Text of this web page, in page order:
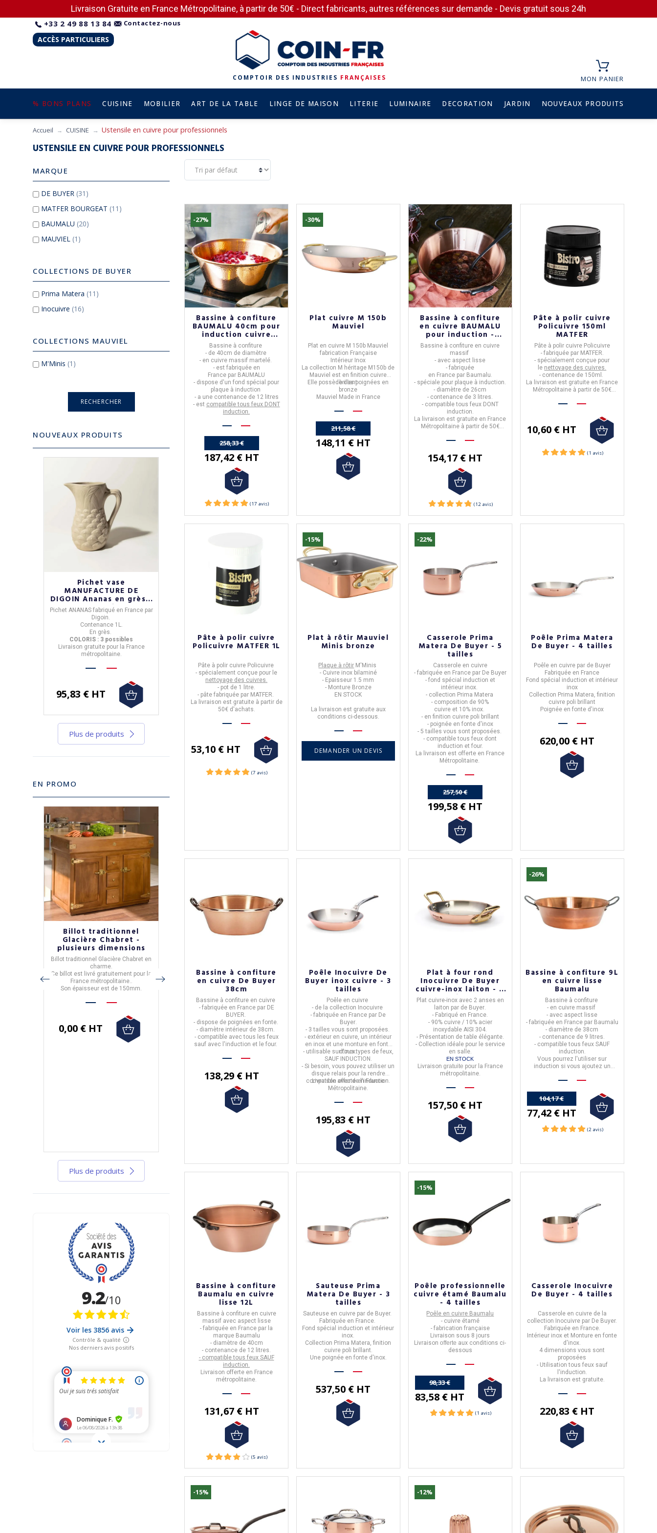
Livraison Gratuite en France Métropolitaine, à partir de 50€ - Direct fabricants, autres références sur demande - Devis gratuit sous 24h
+33 2 49 88 13 84 Contactez-nous
ACCÈS PARTICULIERS
COMPTOIR DES INDUSTRIES FRANÇAISES MON PANIER
% BONS PLANS CUISINE MOBILIER ART DE LA TABLE LINGE DE MAISON LITERIE LUMINAIRE DECORATION JARDIN NOUVEAUX PRODUITS
Accueil CUISINE Ustensile en cuivre pour professionnels
USTENSILE EN CUIVRE POUR PROFESSIONNELS
MARQUE
DE BUYER (31)
MATFER BOURGEAT (11)
BAUMALU (20)
MAUVIEL (1)
COLLECTIONS DE BUYER
Prima Matera (11)
Inocuivre (16)
COLLECTIONS MAUVIEL
M'Minis (1)
NOUVEAUX PRODUITS
Pichet vase
MANUFACTURE DE
DIGOIN Ananas en grès -
3 coloris
Pichet ANANAS fabriqué en Francepar
Digoin.
Contenance 1L.
En grès.
COLORIS : 3 possibles
Livraison gratuite pour la France
métropolitaine.
95,83 € HT
Plus de produits
EN PROMO
Billot traditionnel
Glacière Chabret -
plusieurs dimensions
Billot traditionnel Glacière Chabret en
charme.
Ce billot est livré gratuitement pour la
France métropolitaine..
Son épaisseur est de 150mm.
0,00 € HT
Sommier Coffre
- fabriqué enFrance.
- 12 tissus vous sont proposés
- dans 3 tailles
Sa livraison est gratuite en France
Métropolitaine.
1 733,33 €
1 560,00 € HT
Lit Lauren Résistub - 4
en France.
- lit en bois massif et métal disponible
en 4 différentes finitions de métal, et
en 4 dimensions.
La livraison est
métropolitaine.
1 626,67 €
1 464,00 € HT
Composition:
- 2 Poêles (24 et 18cm)
- 2 casseroles (16 et 20 cm)
- 1 faitout (24cm) avec couvercle
- 1 sauteuse droite (24cm).
EN STOCK
La livraison estgratuite
1 850,00 €
1 458,25 € HT
Set batterie CRISTEL
amovible
- fabriquées enFrance
- en acier inoxydable
- livrées avec 1 poignée.
- graduations à l'intérieur.
compatibles tous feux dont induction
et four.
- SANS PFAS NI SUBSTANCE TOXIQUE
Ce set est livrégratuitement
France métropolitaine.
1 602,17 €
Plus de produits
-27%
Bassine à confiture
BAUMALU 40cm pour
induction cuivre
martelé
Bassine à confiture
- de 40cm de diamètre
- en cuivre massif martelé.
- est fabriquée en
France par BAUMALU
- dispose d'un fond spécial pour
plaque à induction
- a une contenance de 12 litres
- est compatible tous feux DONT
induction.
258,33 €
187,42 € HT
-30%
Plat cuivre M 150b
Mauviel
Plat en cuivre M 150b Mauviel
fabrication Française
Intérieur Inox
La collection M héritage M150b de
Mauviel est en finition cuivre
brillant
Elle possède des poignées en
bronze
Mauviel Made in France
211,58 €
148,11 € HT
Bassine à confiture
en cuivre BAUMALU
pour induction -
26cm
Bassine à confiture en cuivre
massif
- avec aspect lisse
- fabriquée
en France par Baumalu.
- spéciale pour plaque à induction.
- diamètre de 26cm
- contenance de 3 litres.
- compatible tous feux DONT
induction.
La livraison est gratuite en France
Métropolitaine à partir de 50€
154,17 € HT
Pâte à polir cuivre
Policuivre 150ml
MATFER
Pâte à polir cuivre Policuivre
- fabriquée par MATFER.
- spécialement conçue pour
le nettoyage des cuivres.
- contenance de 150ml .
La livraison est gratuite en France
Métropolitaine à partir de 50€
10,60 € HT
Pâte à polir cuivre
Policuivre MATFER 1L
Pâte à polir cuivre Policuivre
- spécialement conçue pour le
nettoyage des cuivres.
- pot de 1 litre.
- pâte fabriquée par MATFER.
La livraison est gratuite à partir de
50€ d'achats.
53,10 € HT
-15%
Plat à rôtir Mauviel
Minis bronze
Plaque à rôtir M'Minis
- Cuivre inox bilaminé
- Epaisseur 1.5 mm
- Monture Bronze
EN STOCK
La livraison est gratuite aux
conditions ci-dessous.
DEMANDER UN DEVIS
-22%
Casserole Prima
Matera De Buyer - 5
tailles
Casseroleen cuivre
- fabriquée en Francepar De Buyer
- fond spécial induction et
intérieur inox.
- collection Prima Matera
- composition de 90%
cuivre et 10% inox.
- en finition cuivre poli brillant
- poignée en fonte d'inox
- 5 tailles vous sont proposées.
- compatible tous feux dont
induction et four.
La livraison est offerte en France
Métropolitaine.
257,50 €
199,58 € HT
Poêle Prima Matera
De Buyer - 4 tailles
Poêle en cuivrepar de Buyer
Fabriquée en France
Fond spécial induction et intérieur
inox
Collection Prima Matera, finition
cuivre poli brillant
Poignée en fonte d'inox
620,00 € HT
Bassine à confiture
en cuivre De Buyer
38cm
Bassine à confiture en cuivre
- fabriquée en Francepar DE
BUYER.
- dispose de poignées en fonte.
- diamètre intérieur de 38cm.
- compatible avec tous les feux
sauf avec l'induction et le four.
138,29 € HT
Poêle Inocuivre De
Buyer inox cuivre - 3
tailles
Poêle en cuivre
- de la collection Inocuivre
- fabriquée en France par De
Buyer.
- 3 tailles vous sont proposées.
- extérieur en cuivre, un intérieur
en inox et une monture en fonte
d'inox.
- utilisable sur tous types de feux,
SAUF INDUCTION.
- Si besoin, vous pouvez utiliser un
disque relais pour la rendre
compatible avec de l'induction.
Livraison offerte en France
Métropolitaine.
195,83 € HT
Plat à four rond
Inocuivre De Buyer
cuivre-inox laiton - 4
tailles
Plat cuivre-inox avec 2 anses en
laiton par de Buyer.
- Fabriqué en France.
- 90% cuivre / 10% acier
inoxydable AISI 304.
- Présentation de table élégante.
- Collection idéale pour le service
en salle.
EN STOCK
Livraison gratuite pour la France
métropolitaine.
157,50 € HT
-26%
Bassine à confiture 9L
en cuivre lisse
Baumalu
Bassine à confiture
- en cuivre massif
- avec aspect lisse
- fabriquée en France par Baumalu
- diamètre de 38cm
- contenance de 9 litres.
- compatible tous feux SAUF
induction.
Vous pourrez l'utiliser sur
induction si vous ajoutez un
104,17 €
77,42 € HT
Bassine à confiture
Baumalu en cuivre
lisse 12L
Bassine à confiture en cuivre
massif avec aspect lisse
- fabriquée en France par la
marqueBaumalu
- diamètre de 40cm
- contenance de 12 litres.
- compatible tous feux SAUF
induction.
Livraison offerte en France
métropolitaine.
131,67 € HT
Sauteuse Prima
Matera De Buyer - 3
tailles
Sauteuse en cuivre par de Buyer.
Fabriquée en France.
Fond spécial induction et intérieur
inox.
Collection Prima Matera, finition
cuivre poli brillant.
Une poignée en fonte d'inox.
537,50 € HT
-15%
Poêle professionnelle
cuivre étamé Baumalu
- 4 tailles
Poêle en cuivre Baumalu
- cuivre étamé
- fabrication française
Livraison sous 8 jours
Livraisonofferte aux conditions ci-
dessous
98,33 €
83,58 € HT
Casserole Inocuivre
De Buyer - 4 tailles
Casserole en cuivre de la
collection Inocuivre par De Buyer.
Fabriquée en France.
Intérieur inox et Monture en fonte
d'inox.
4 dimensions vous sont
proposées
- Utilisationtous feux sauf
l'induction.
La livraison est gratuite.
220,83 € HT
-15% -12%